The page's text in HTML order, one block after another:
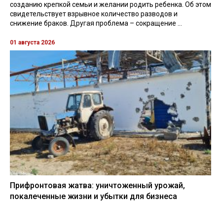
созданию крепкой семьи и желании родить ребенка. Об этом
свидетельствует взрывное количество разводов и
снижение браков. Другая проблема – сокращение ...
01 августа 2026
Прифронтовая жатва: уничтоженный урожай,
покалеченные жизни и убытки для бизнеса